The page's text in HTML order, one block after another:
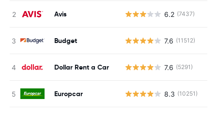
Avis 6.2 (7437)
Budget 7.6 (11512)
Dollar Rent a Car 7.6 (5291)
Europcar 8.3 (10251)